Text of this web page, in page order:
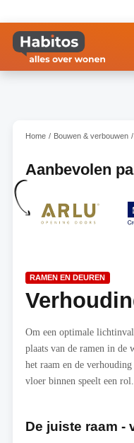
naar
inhoud
gaan
Home Bouwen & verbouwen
Aanbevolen
RAMEN EN DEUREN
Om een optimale
plaats van de ramen in de
het raam en de
vloer binnen speelt een rol.
De juiste raam -